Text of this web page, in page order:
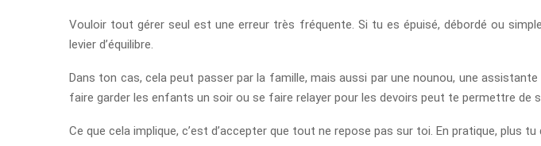
Vouloir tout gérer seul est une erreur très fréquente. Si tu es épuisé, débordé ou
levier d’équilibre.
Dans ton cas, cela peut passer par la famille, mais aussi par une nounou, une
faire garder les enfants un soir ou se faire relayer pour les devoirs peut te permettre de
Ce que cela implique, c’est d’accepter que tout ne repose pas sur toi. En pratique, plus